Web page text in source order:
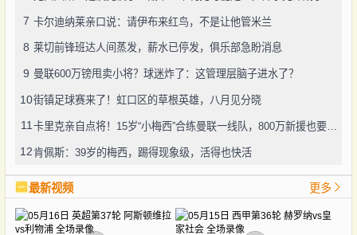
7 卡尔迪纳莱亲口说：请伊布来红鸟，不是让他管米兰
8 莱切前锋班达人间蒸发，薪水已停发，俱乐部急盼消息
9 曼联600万镑甩卖小将？球迷炸了：这管理层脑子进水了？
10街镇足球赛来了！虹口区的草根英雄，八月见分晓
11 卡里克亲自点将！15岁“小梅西”合练曼联一线队，800万新援也要露脸
12 肯佩斯：39岁的梅西，踢得现象级，活得也快活
最新视频 更多